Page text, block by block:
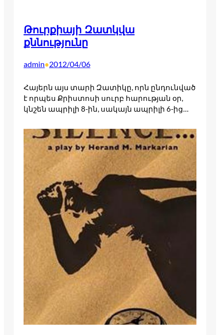
Թուրքիայի Զատկվա
քննությունը
admin•2012/04/06
Հայերն այս տարի Զատիկը, որն ընդունված
է որպես Քրիստոսի սուրբ հարության օր,
կնշեն ապրիլի 8-ին, սակայն ապրիլի 6-ից…